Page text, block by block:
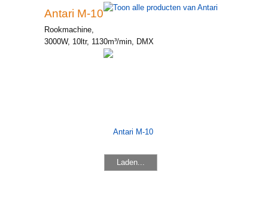
Antari M-10
Rookmachine,
3000W, 10ltr, 1130m³/min, DMX
Laden...